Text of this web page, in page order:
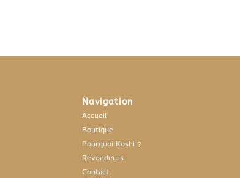
Navigation
Accueil
Boutique
Pourquoi Koshi ?
Revendeurs
Contact